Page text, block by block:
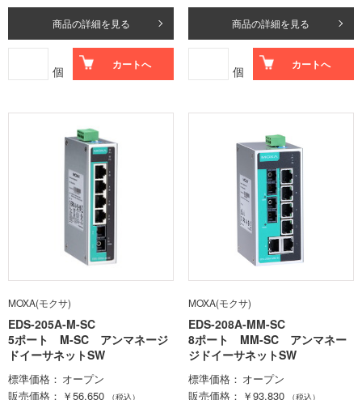
商品の詳細を見る
個 カートへ
商品の詳細を見る
個 カートへ
MOXA(モクサ)
EDS-205A-M-SC
5ポート M-SC アンマネージ
ドイーサネットSW
標準価格
オープン
販売価格
￥56,650 （税込）
MOXA(モクサ)
EDS-208A-MM-SC
8ポート MM-SC アンマネー
ジドイーサネットSW
標準価格
オープン
販売価格
￥93,830 （税込）